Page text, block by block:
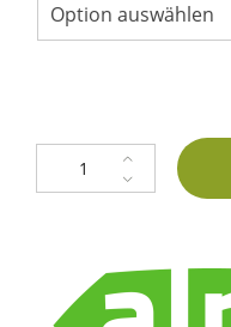
Option auswählen
1K Klarlack Tupflack